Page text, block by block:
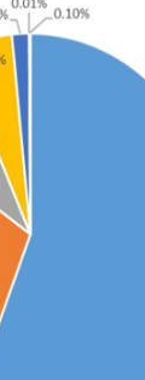
团队